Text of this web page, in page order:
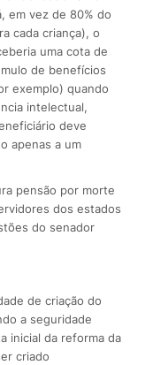
em vez de 80% do
cada criança), o
uma cota de
de benefícios
exemplo) quando
intelectual,
deve
apenas a um
pensão por morte
dos estados
do senador
de criação do
a seguridade
inicial da reforma da
criado